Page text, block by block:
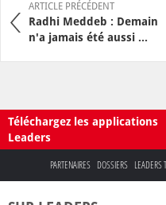
ARTICLE PRÉCÉDENT
Radhi Meddeb : Demain
n'a jamais été aussi ...
Téléchargez les applications
Leaders
PARTENAIRES DOSSIERS LEADERS